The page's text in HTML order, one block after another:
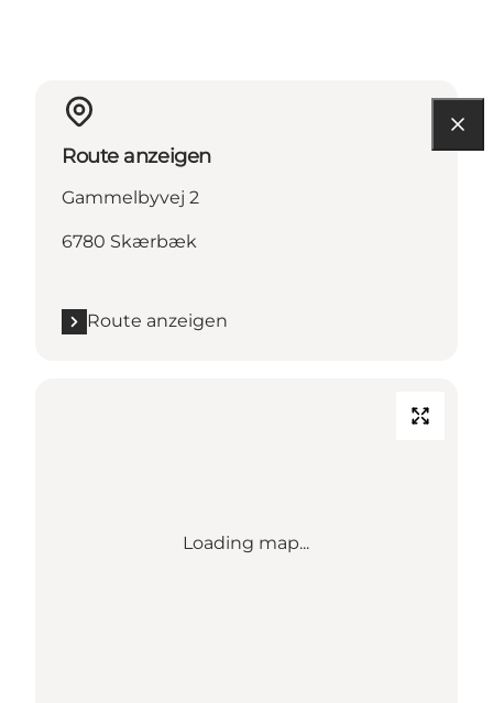
Route anzeigen
Gammelbyvej 2
6780 Skærbæk
Route anzeigen
Loading map...